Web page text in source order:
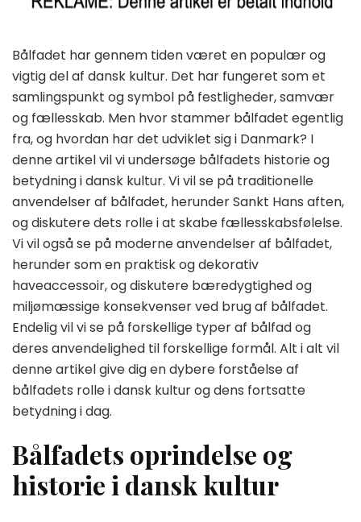
Bålfadet har gennem tiden været en populær og
vigtig del af dansk kultur. Det har fungeret som et
samlingspunkt og symbol på festligheder, samvær
og fællesskab. Men hvor stammer bålfadet egentlig
fra, og hvordan har det udviklet sig i Danmark? I
denne artikel vil vi undersøge bålfadets historie og
betydning i dansk kultur. Vi vil se på traditionelle
anvendelser af bålfadet, herunder Sankt Hans aften,
og diskutere dets rolle i at skabe fællesskabsfølelse.
Vi vil også se på moderne anvendelser af bålfadet,
herunder som en praktisk og dekorativ
haveaccessoir, og diskutere bæredygtighed og
miljømæssige konsekvenser ved brug af bålfadet.
Endelig vil vi se på forskellige typer af bålfad og
deres anvendelighed til forskellige formål. Alt i alt vil
denne artikel give dig en dybere forståelse af
bålfadets rolle i dansk kultur og dens fortsatte
betydning i dag.
Bålfadets oprindelse og
historie i dansk kultur